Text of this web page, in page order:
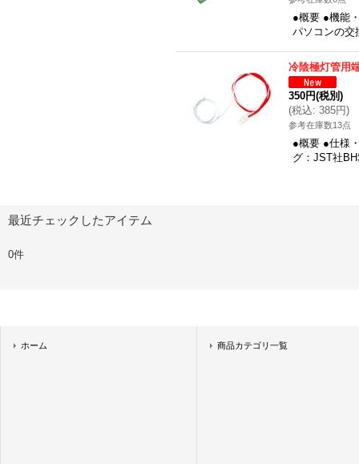
●概要 ●機能
パソコンの交
冷陰極灯管用
350円(税別)
(税込: 385円)
参考在庫数13点
●概要 ●仕様
グ：JST社
最近チェックしたアイテム
0件
ホーム 商品カテゴリ一覧